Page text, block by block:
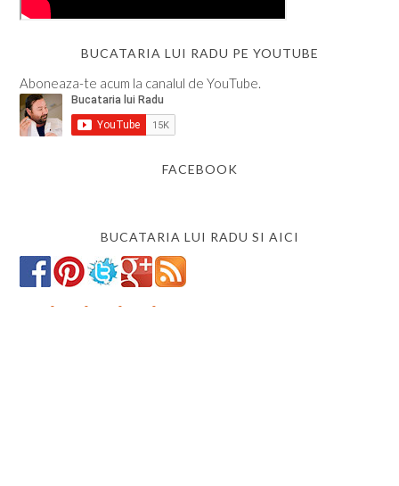
BUCATARIA LUI RADU PE YOUTUBE
Aboneaza-te acum la canalul de YouTube.
FACEBOOK
BUCATARIA LUI RADU SI AICI